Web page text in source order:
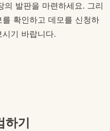
발판을 마련하세요. 그리
확인하고 데모를 신청하
기 바랍니다.
기